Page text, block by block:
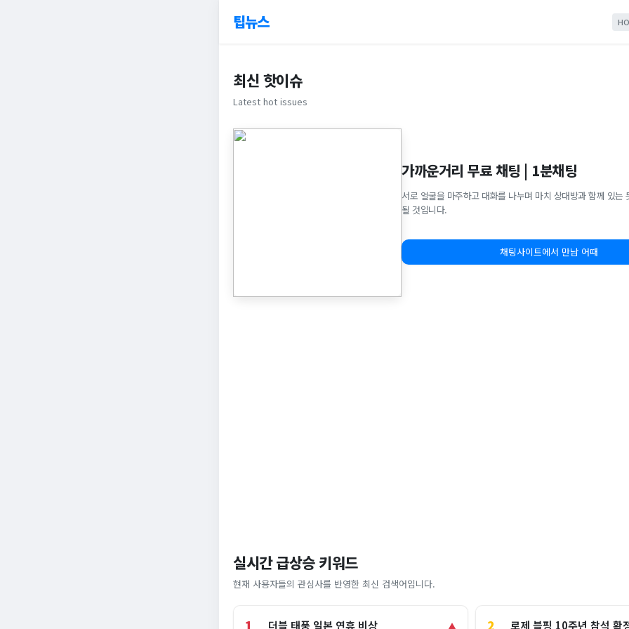
팁뉴스
최신 핫이슈
Latest hot issues
가까운거리 무료 채팅 | 1분채팅
서로 얼굴을 마주하고 대화를 나누며 마치 상대방과 함께 있는
될 것입니다.
채팅사이트에서 만남 어때
실시간 급상승 키워드
현재 사용자들의 관심사를 반영한 최신 검색어입니다.
더블 태풍 일본 연휴 비상 ▲ 2 로제 블핑 10주년 참석 확